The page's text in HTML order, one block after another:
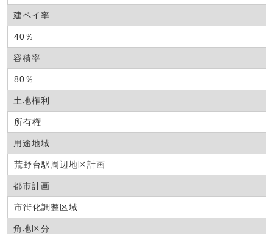
建ペイ率
40％
容積率
80％
土地権利
所有権
用途地域
荒野台駅周辺地区計画
都市計画
市街化調整区域
角地区分